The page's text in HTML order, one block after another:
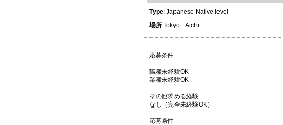
Type: Japanese Native level
場所:Tokyo Aichi
応募条件
職種未経験OK
業種未経験OK
その他求める経験
なし（完全未経験OK）
応募条件